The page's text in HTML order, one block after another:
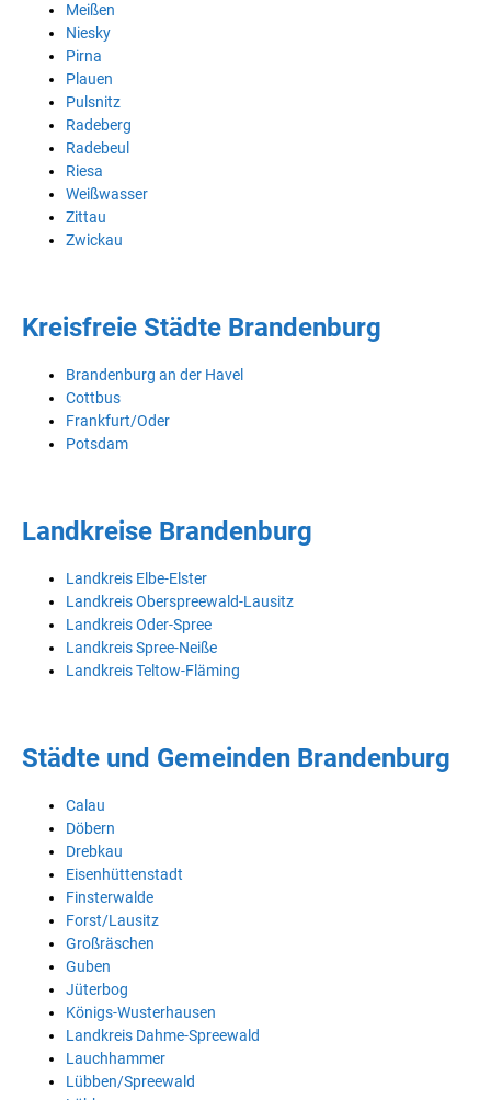
Meißen
Niesky
Pirna
Plauen
Pulsnitz
Radeberg
Radebeul
Riesa
Weißwasser
Zittau
Zwickau
Kreisfreie Städte Brandenburg
Brandenburg an der Havel
Cottbus
Frankfurt/Oder
Potsdam
Landkreise Brandenburg
Landkreis Elbe-Elster
Landkreis Oberspreewald-Lausitz
Landkreis Oder-Spree
Landkreis Spree-Neiße
Landkreis Teltow-Fläming
Städte und Gemeinden Brandenburg
Calau
Döbern
Drebkau
Eisenhüttenstadt
Finsterwalde
Forst/Lausitz
Großräschen
Guben
Jüterbog
Königs-Wusterhausen
Landkreis Dahme-Spreewald
Lauchhammer
Lübben/Spreewald